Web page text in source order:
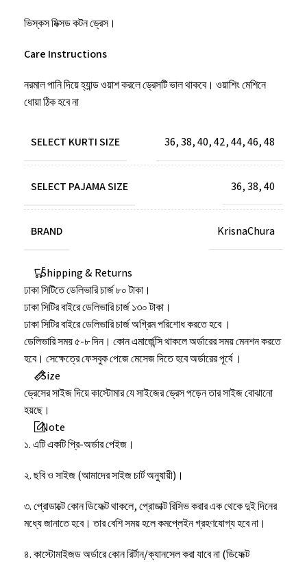
ভিস্কস মিক্সড কটন ড্রেস।
Care Instructions
নরমাল পানি দিয়ে হ্যান্ড ওয়াশ করলে ড্রেসটি ভাল থাকবে। ওয়াশিং মেশিনে
ধোয়া ঠিক হবে না
SELECT KURTI SIZE 36,38,40,42,44,46,48
SELECT PAJAMA SIZE 36,38,40
BRAND KrisnaChura
Shipping & Returns
ঢাকা সিটিতে ডেলিভারি চার্জ ৮০ টাকা।
ঢাকা সিটির বাইরে ডেলিভারি চার্জ ১৩০ টাকা।
ঢাকা সিটির বাইরে ডেলিভারি চার্জ অগ্রিম পরিশোধ করতে হবে ।
ডেলিভারি সময় ৫-৮ দিন। কোন এমার্জেন্সি থাকলে অর্ডারের সময় মেনশন করতে
হবে। সেক্ষেত্রে ফেসবুক পেজে মেসেজ দিতে হবে অর্ডারের পূর্বে ।
Size
ড্রেসের সাইজ দিয়ে কাস্টোমার যে সাইজের ড্রেস পড়েন তার সাইজ বোঝানো
হয়ছে।
Note
১. এটি একটি প্রি-অর্ডার পেইজ।
২. ছবি ও সাইজ (আমাদের সাইজ চার্ট অনুযায়ী)।
৩. প্রোডাক্টে কোন ডিফেক্ট থাকলে, প্রোডাক্ট রিসিভ করার এক থেকে দুই দিনের
মধ্যে জানাতে হবে। তার বেশি সময় হলে কমপ্লেইন গ্রহণযোগ্য হবে না।
৪. কাস্টোমাইজড অর্ডারে কোন রির্টান/ক্যানসেল করা যাবে না (ডিফেক্ট